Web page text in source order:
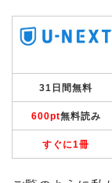
31日間無料
600pt無料読み
すぐに1冊